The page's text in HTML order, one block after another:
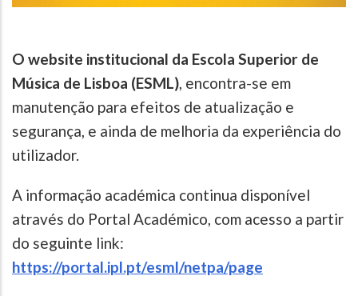
O website institucional da Escola Superior de
Música de Lisboa (ESML), encontra-se em
manutenção para efeitos de atualização e
segurança, e ainda de melhoria da experiência do
utilizador.
A informação académica continua disponível
através do Portal Académico, com acesso a partir
do seguinte link:
https://portal.ipl.pt/esml/netpa/page